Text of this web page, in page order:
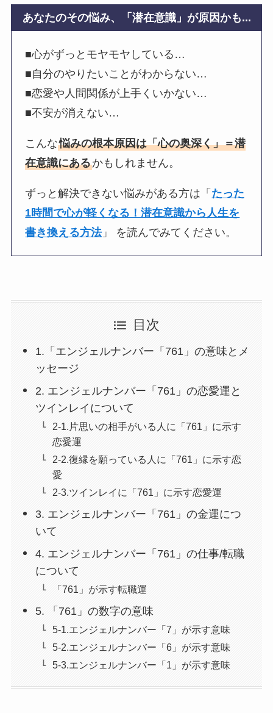
あなたのその悩み、「潜在意識」が原因かも...
■心がずっとモヤモヤしている…
■自分のやりたいことがわからない…
■恋愛や人間関係が上手くいかない…
■不安が消えない…
こんな悩みの根本原因は「心の奥深く」＝潜
在意識にあるかもしれません。
ずっと解決できない悩みがある方は「 たった
1時間で心が軽くなる！潜在意識から人生を
書き換える方法」 を読んでみてください。
目次
1.「エンジェルナンバー「761」の意味とメ
ッセージ
2. エンジェルナンバー「761」の恋愛運と
ツインレイについて
2-1.片思いの相手がいる人に「761」に示す
恋愛運
2-2.復縁を願っている人に「761」に示す恋
愛
2-3.ツインレイに「761」に示す恋愛運
3. エンジェルナンバー「761」の金運につ
いて
4. エンジェルナンバー「761」の仕事/転職
について
「761」が示す転職運
5. 「761」の数字の意味
5-1.エンジェルナンバー「7」が示す意味
5-2.エンジェルナンバー「6」が示す意味
5-3.エンジェルナンバー「1」が示す意味